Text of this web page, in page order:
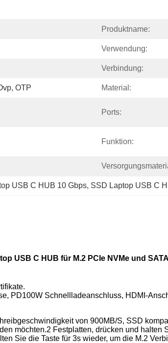
Produktname:
Verwendung:
Verbindung:
OTP Material:
Ports:
Funktion:
USB C HUB 10 Gbps, SSD Laptop USB C
USB C HUB für M.2 PCIe NVMe und
PD100W Schnellladeanschluss, HDMI-
von 900MB/S, SSD
möchten.2 Festplatten, drücken und
Sie die Taste für 3s wieder, um die M.2